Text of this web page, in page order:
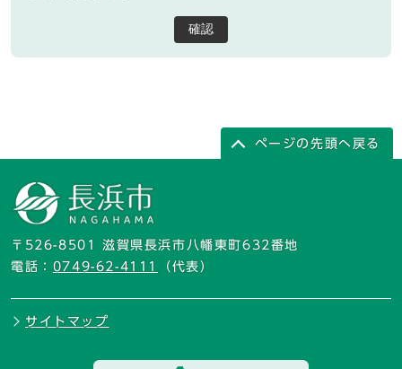
確認
ページの先頭へ戻る
〒526-8501 滋賀県長浜市八幡東町632番地
電話： 0749-62-4111 （代表）
サイトマップ